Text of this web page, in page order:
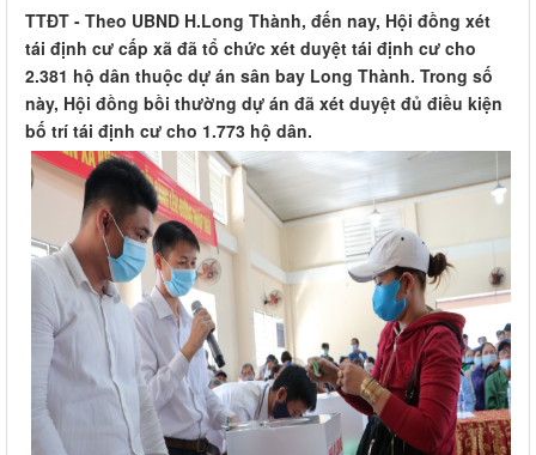
TTĐT - Theo UBND H.Long Thành, đến nay, Hội đồng xét
tái định cư cấp xã đã tổ chức xét duyệt tái định cư cho
2.381 hộ dân thuộc dự án sân bay Long Thành. Trong số
này, Hội đồng bồi thường dự án đã xét duyệt đủ điều kiện
bố trí tái định cư cho 1.773 hộ dân.